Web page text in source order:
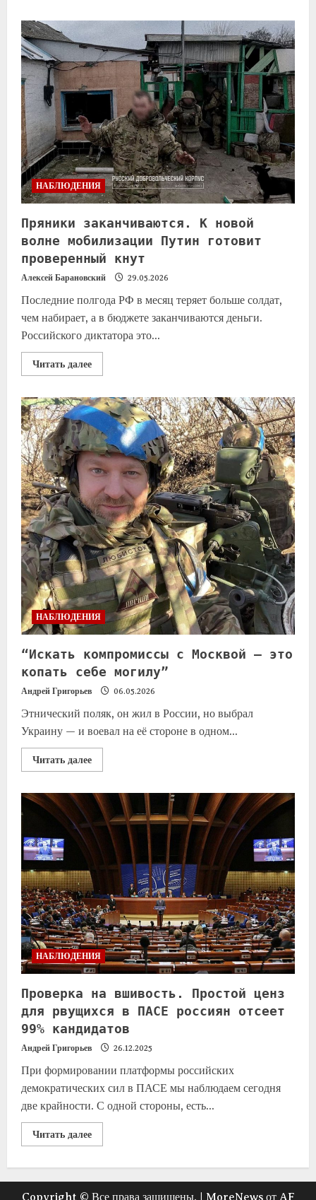
НАБЛЮДЕНИЯ
Пряники заканчиваются. К новой
волне мобилизации Путин готовит
проверенный кнут
Алексей Барановский 29.05.2026
Последние полгода РФ в месяц теряет больше солдат,
чем набирает, а в бюджете заканчиваются деньги.
Российского диктатора это...
Читать далее
НАБЛЮДЕНИЯ
“Искать компромиссы с Москвой — это
копать себе могилу”
Андрей Григорьев 06.05.2026
Этнический поляк, он жил в России, но выбрал
Украину — и воевал на её стороне в одном...
Читать далее
НАБЛЮДЕНИЯ
Проверка на вшивость. Простой ценз
для рвущихся в ПАСЕ россиян отсеет
99% кандидатов
Андрей Григорьев 26.12.2025
При формировании платформы российских
демократических сил в ПАСЕ мы наблюдаем сегодня
две крайности. С одной стороны, есть...
Читать далее
Copyright © Все права защищены. MoreNewsот AF